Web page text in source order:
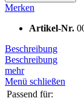
Merken
Artikel-Nr.
Beschreibung
Beschreibung
mehr
Menü schließen
Passend für: